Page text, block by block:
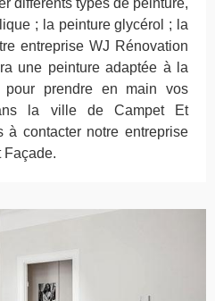
différents types de peinture,
; la peinture glycérol ; la
entreprise WJ Rénovation
une peinture adaptée à la
prendre en main vos
la ville de Campet Et
à contacter notre entreprise
Façade.